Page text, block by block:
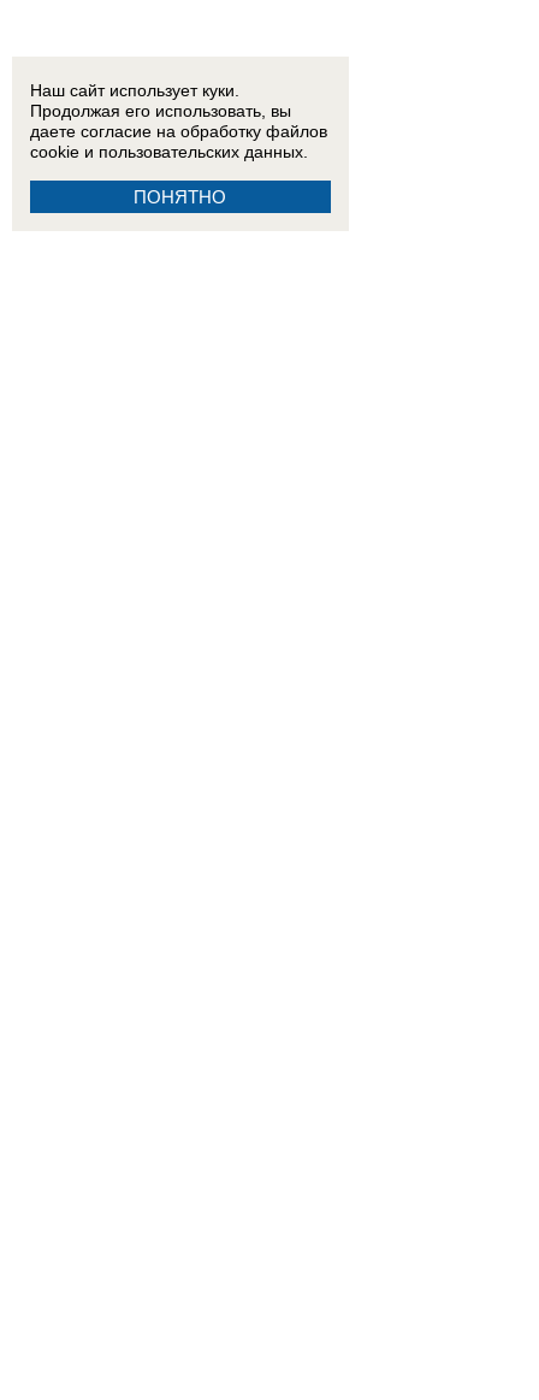
Наш сайт использует куки.
Продолжая его использовать, вы
даете согласие на обработку файлов
cookie и пользовательских данных.
ПОНЯТНО